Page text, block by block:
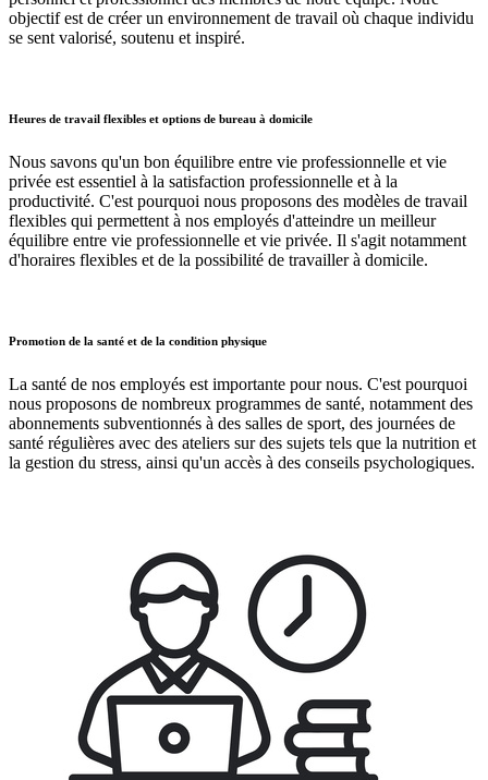
objectif est de créer un environnement de travail où chaque individu
se sent valorisé, soutenu et inspiré.
Heures de travail flexibles et options de bureau à domicile
Nous savons qu'un bon équilibre entre vie professionnelle et vie
privée est essentiel à la satisfaction professionnelle et à la
productivité. C'est pourquoi nous proposons des modèles de travail
flexibles qui permettent à nos employés d'atteindre un meilleur
équilibre entre vie professionnelle et vie privée. Il s'agit notamment
d'horaires flexibles et de la possibilité de travailler à domicile.
Promotion de la santé et de la condition physique
La santé de nos employés est importante pour nous. C'est pourquoi
nous proposons de nombreux programmes de santé, notamment des
abonnements subventionnés à des salles de sport, des journées de
santé régulières avec des ateliers sur des sujets tels que la nutrition et
la gestion du stress, ainsi qu'un accès à des conseils psychologiques.